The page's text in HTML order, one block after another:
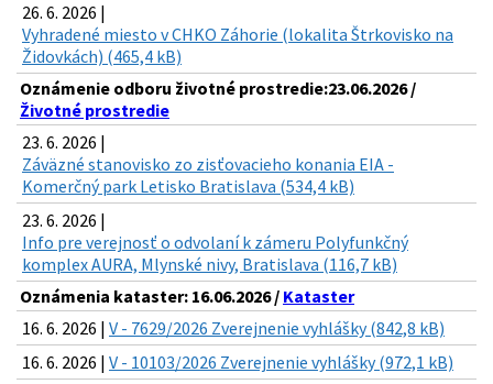
26. 6. 2026 |
Vyhradené miesto v CHKO Záhorie (lokalita Štrkovisko na
Židovkách) (465,4 kB)
Oznámenie odboru životné prostredie:23.06.2026 /
Životné prostredie
23. 6. 2026 |
Záväzné stanovisko zo zisťovacieho konania EIA -
Komerčný park Letisko Bratislava (534,4 kB)
23. 6. 2026 |
Info pre verejnosť o odvolaní k zámeru Polyfunkčný
komplex AURA, Mlynské nivy, Bratislava (116,7 kB)
Oznámenia kataster: 16.06.2026 / Kataster
16. 6. 2026 | V - 7629/2026 Zverejnenie vyhlášky (842,8 kB)
16. 6. 2026 | V - 10103/2026 Zverejnenie vyhlášky (972,1 kB)